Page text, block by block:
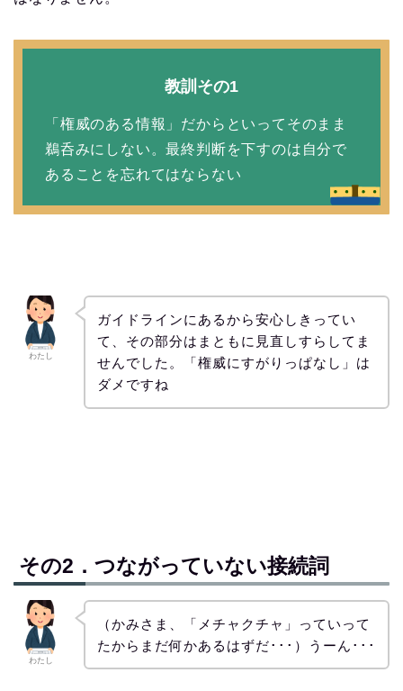
教訓その1
「権威のある情報」だからといってそのまま
鵜呑みにしない。最終判断を下すのは自分で
あることを忘れてはならない
わたし
ガイドラインにあるから安心しきってい
て、その部分はまともに見直しすらしてま
せんでした。「権威にすがりっぱなし」は
ダメですね
その2．つながっていない接続詞
わたし
（かみさま、「メチャクチャ」っていって
たからまだ何かあるはずだ･･･）うーん･･･